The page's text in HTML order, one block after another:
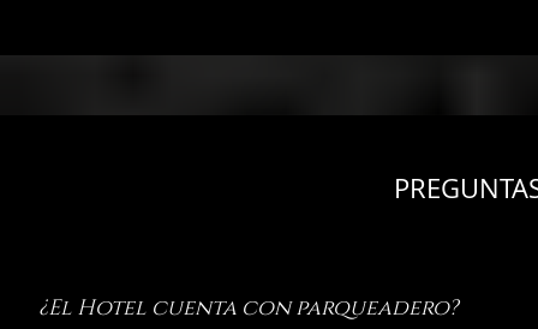
¿El Hotel cuenta con parqueadero?